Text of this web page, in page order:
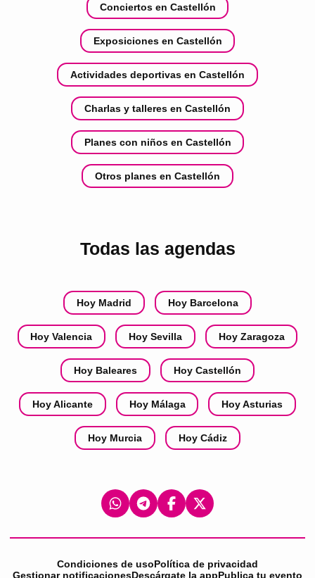
Conciertos en Castellón
Exposiciones en Castellón
Actividades deportivas en Castellón
Charlas y talleres en Castellón
Planes con niños en Castellón
Otros planes en Castellón
Todas las agendas
Hoy Madrid Hoy Barcelona
Hoy Valencia Hoy Sevilla Hoy Zaragoza
Hoy Baleares Hoy Castellón
Hoy Alicante Hoy Málaga Hoy Asturias
Hoy Murcia Hoy Cádiz
Condiciones de usoPolítica de privacidad
Gestionar notificacionesDescárgate la appPublica tu evento